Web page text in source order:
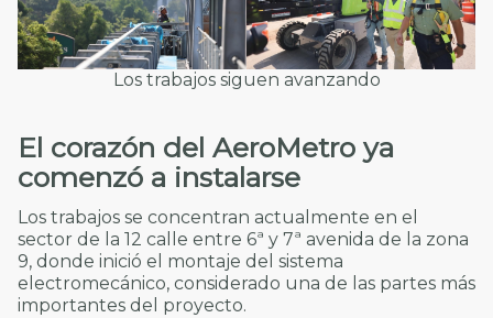
Los trabajos siguen avanzando
El corazón del AeroMetro ya
comenzó a instalarse
Los trabajos se concentran actualmente en el
sector de la 12 calle entre 6ª y 7ª avenida de la zona
9, donde inició el montaje del sistema
electromecánico, considerado una de las partes más
importantes del proyecto.